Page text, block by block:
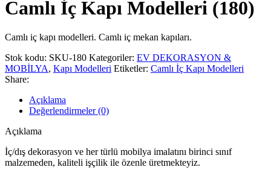
Camlı İç Kapı Modelleri (180)
Camlı iç kapı modelleri. Camlı iç mekan kapıları.
Stok kodu: SKU-180 Kategoriler: EV DEKORASYON &
MOBİLYA, Kapı Modelleri Etiketler: Camlı İç Kapı Modelleri
Share:
Açıklama
Değerlendirmeler (0)
Açıklama
İç/dış dekorasyon ve her türlü mobilya imalatını birinci sınıf
malzemeden, kaliteli işçilik ile özenle üretmekteyiz.